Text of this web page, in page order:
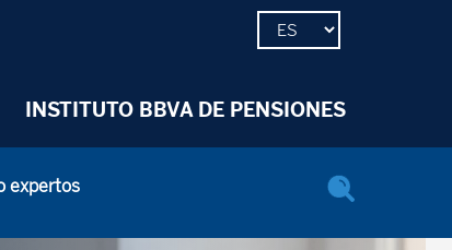
INSTITUTO BBVA DE PENSIONES
expertos